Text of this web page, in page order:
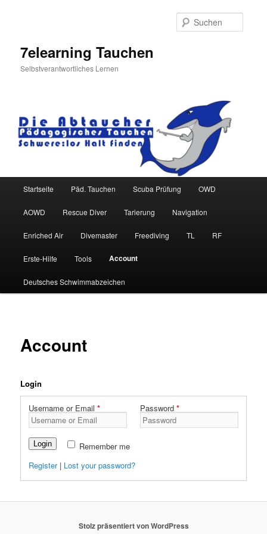
7elearning Tauchen
Selbstverantwortliches Lernen
Startseite Päd. Tauchen Scuba Prüfung OWD
AOWD Rescue Diver Tarierung Navigation
Enriched Air Divemaster Freediving TL RF
Erste-Hilfe Tools Account
Deutsches Schwimmabzeichen
Account
Login
Username or Email* Password *
Login
Remember me
Register | Lost your password?
Stolz präsentiert von WordPress